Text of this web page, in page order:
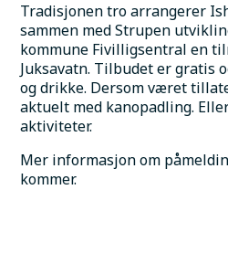
Tradisjonen tro arrangerer
sammen med Strupen
kommune Fivilligsentral en
Juksavatn. Tilbudet er gratis
og drikke. Dersom været
aktuelt med kanopadling.
aktiviteter.
Mer informasjon om
kommer.